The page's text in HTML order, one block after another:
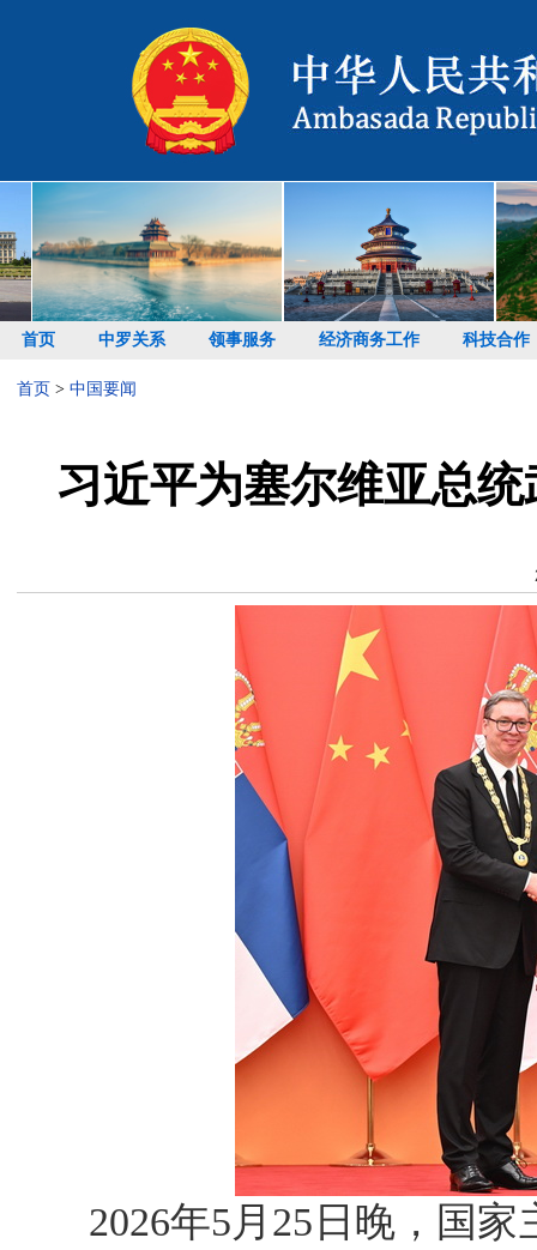
首页 中罗关系 领事服务 经济商务工作 科技合作
首页 > 中国要闻
习近平为塞尔维亚总
2026年5月25日晚，国